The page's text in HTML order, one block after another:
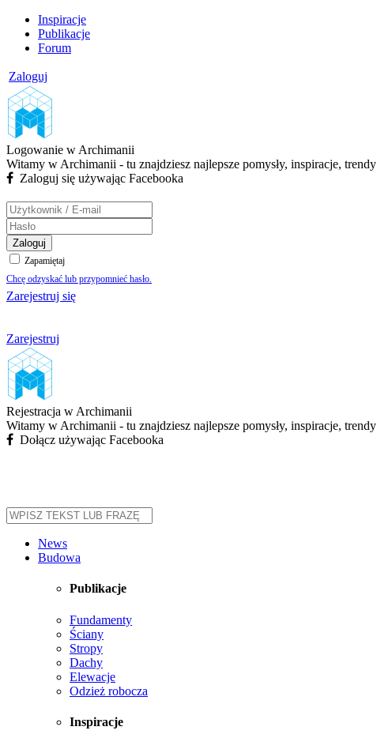
Inspiracje
Publikacje
Forum
Zaloguj
Logowanie w Archimanii
Witamy w Archimanii - tu znajdziesz najlepsze pomysły, inspiracje, trendy
Zaloguj się używając Facebooka
Zaloguj
Zapamiętaj
Chcę odzyskać lub przypomnieć hasło.
Zarejestruj się
Zarejestruj
Rejestracja w Archimanii
Witamy w Archimanii - tu znajdziesz najlepsze pomysły, inspiracje, trendy
Dołącz używając Facebooka
News
Budowa
Publikacje
Fundamenty
Ściany
Stropy
Dachy
Elewacje
Odzież robocza
Inspiracje